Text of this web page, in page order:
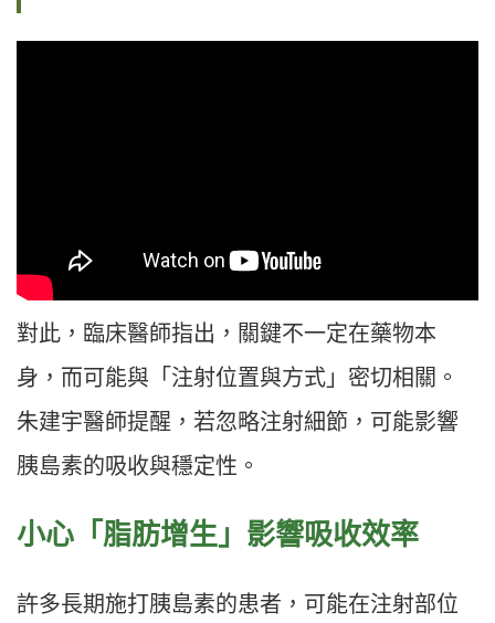
對此，臨床醫師指出，關鍵不一定在藥物本
身，而可能與「注射位置與方式」密切相關。
朱建宇醫師提醒，若忽略注射細節，可能影響
胰島素的吸收與穩定性。
小心「脂肪增生」影響吸收效率
許多長期施打胰島素的患者，可能在注射部位